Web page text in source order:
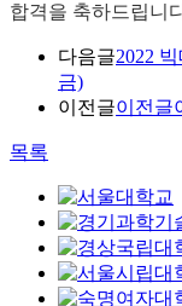
합격을 축하드립니
다음글2022
금)
이전글이전글
목록